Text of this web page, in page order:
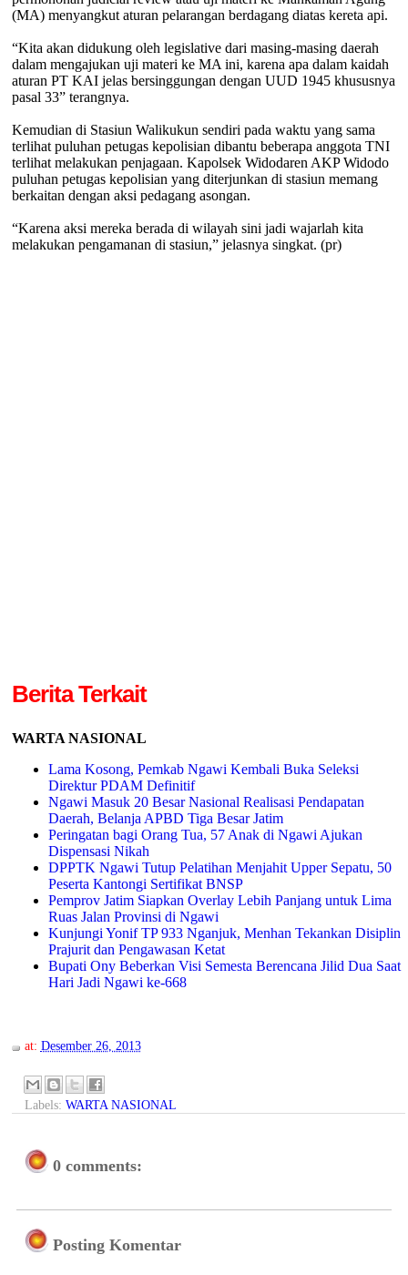
(MA) menyangkut aturan pelarangan berdagang diatas kereta api.
“Kita akan didukung oleh legislative dari masing-masing daerah
dalam mengajukan uji materi ke MA ini, karena apa dalam kaidah
aturan PT KAI jelas bersinggungan dengan UUD 1945 khususnya
pasal 33” terangnya.
Kemudian di Stasiun Walikukun sendiri pada waktu yang sama
terlihat puluhan petugas kepolisian dibantu beberapa anggota TNI
terlihat melakukan penjagaan. Kapolsek Widodaren AKP Widodo
puluhan petugas kepolisian yang diterjunkan di stasiun memang
berkaitan dengan aksi pedagang asongan.
“Karena aksi mereka berada di wilayah sini jadi wajarlah kita
melakukan pengamanan di stasiun,” jelasnya singkat. (pr)
Berita Terkait
WARTA NASIONAL
Lama Kosong, Pemkab Ngawi Kembali Buka Seleksi
Direktur PDAM Definitif
Ngawi Masuk 20 Besar Nasional Realisasi Pendapatan
Daerah, Belanja APBD Tiga Besar Jatim
Peringatan bagi Orang Tua, 57 Anak di Ngawi Ajukan
Dispensasi Nikah
DPPTK Ngawi Tutup Pelatihan Menjahit Upper Sepatu, 50
Peserta Kantongi Sertifikat BNSP
Pemprov Jatim Siapkan Overlay Lebih Panjang untuk Lima
Ruas Jalan Provinsi di Ngawi
Kunjungi Yonif TP 933 Nganjuk, Menhan Tekankan Disiplin
Prajurit dan Pengawasan Ketat
Bupati Ony Beberkan Visi Semesta Berencana Jilid Dua Saat
Hari Jadi Ngawi ke-668
at: Desember 26, 2013
Labels: WARTA NASIONAL
0 comments:
Posting Komentar